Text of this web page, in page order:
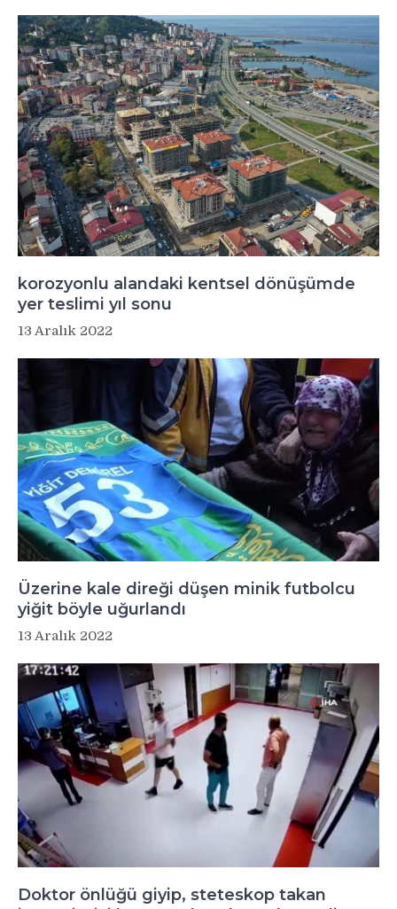
korozyonlu alandaki kentsel dönüşümde
yer teslimi yıl sonu
13 Aralık 2022
Üzerine kale direği düşen minik futbolcu
yiğit böyle uğurlandı
13 Aralık 2022
Doktor önlüğü giyip, steteskop takan